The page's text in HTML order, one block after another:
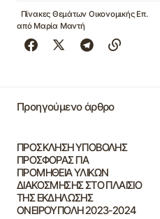
Πίνακες Θεμάτων Οικονομικής Επ.
από Μαρία Μαντή
Προηγούμενο άρθρο
ΠΡΟΣΚΛΗΣΗ ΥΠΟΒΟΛΗΣ
ΠΡΟΣΦΟΡΑΣ ΓΙΑ
ΠΡΟΜΗΘΕΙΑ ΥΛΙΚΩΝ
ΔΙΑΚΟΣΜΗΣΗΣ ΣΤΟ ΠΛΑΙΣΙΟ
ΤΗΣ ΕΚΔΗΛΩΣΗΣ
ΟΝΕΙΡΟΥΠΟΛΗ 2023-2024